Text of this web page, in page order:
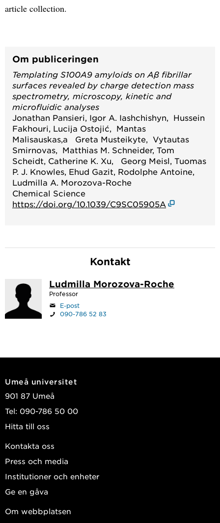
article collection.
Om publiceringen
Templating S100A9 amyloids on Aβ fibrillar
surfaces revealed by charge detection mass
spectrometry, microscopy, kinetic and
microfluidic analyses
Jonathan Pansieri, Igor A. Iashchishyn, Hussein
Fakhouri, Lucija Ostojić, Mantas
Malisauskas,a Greta Musteikyte, Vytautas
Smirnovas, Matthias M. Schneider, Tom
Scheidt, Catherine K. Xu, Georg Meisl, Tuomas
P. J. Knowles, Ehud Gazit, Rodolphe Antoine,
Ludmilla A. Morozova-Roche
Chemical Science
https://doi.org/10.1039/C9SC05905A
Kontakt
Ludmilla Morozova-Roche
Professor
E-post
090-786 52 83
Umeå universitet
901 87 Umeå
Tel: 090-786 50 00
Hitta till oss
Kontakta oss
Press och media
Institutioner och enheter
Ge en gåva
Om webbplatsen